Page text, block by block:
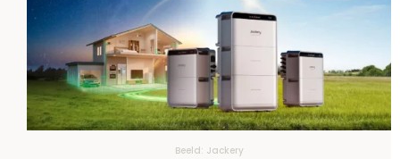
Beeld: Jackery